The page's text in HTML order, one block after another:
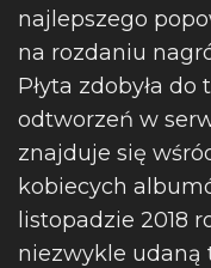
najlepszego
na rozdaniu
Płyta zdobyła
odtworzeń w
znajduje się
kobiecych
listopadzie 2018
niezwykle udaną